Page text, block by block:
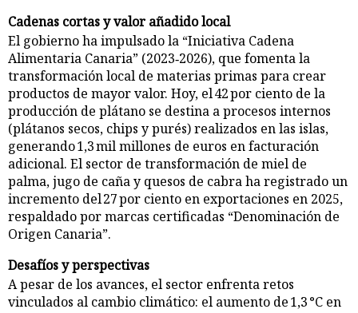
Cadenas cortas y valor añadido local
El gobierno ha impulsado la “Iniciativa Cadena
Alimentaria Canaria” (2023‑2026), que fomenta la
transformación local de materias primas para crear
productos de mayor valor. Hoy, el 42 por ciento de la
producción de plátano se destina a procesos internos
(plátanos secos, chips y purés) realizados en las islas,
generando 1,3 mil millones de euros en facturación
adicional. El sector de transformación de miel de
palma, jugo de caña y quesos de cabra ha registrado un
incremento del 27 por ciento en exportaciones en 2025,
respaldado por marcas certificadas “Denominación de
Origen Canaria”.
Desafíos y perspectivas
A pesar de los avances, el sector enfrenta retos
vinculados al cambio climático: el aumento de 1,3 °C en